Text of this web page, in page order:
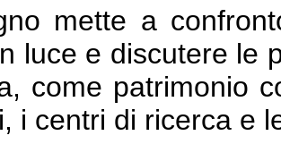
mette a
luce e discutere le
come patrimonio
i centri di ricerca e